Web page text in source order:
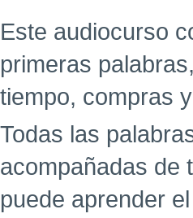
Este audiocurso
primeras
tiempo, compras
Todas las
acompañadas de
puede aprender